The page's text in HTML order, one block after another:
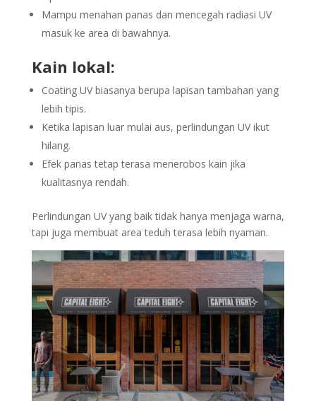
Mampu menahan panas dan mencegah radiasi UV
masuk ke area di bawahnya.
Kain lokal:
Coating UV biasanya berupa lapisan tambahan yang
lebih tipis.
Ketika lapisan luar mulai aus, perlindungan UV ikut
hilang.
Efek panas tetap terasa menerobos kain jika
kualitasnya rendah.
Perlindungan UV yang baik tidak hanya menjaga warna,
tapi juga membuat area teduh terasa lebih nyaman.